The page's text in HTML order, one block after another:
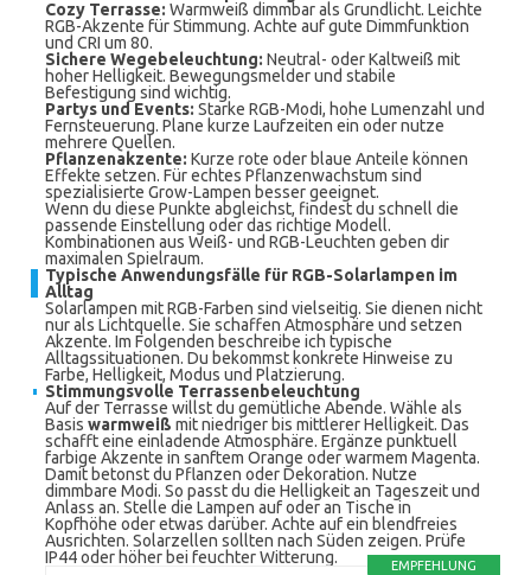
Cozy Terrasse: Warmweiß dimmbar als Grundlicht. Leichte
RGB-Akzente für Stimmung. Achte auf gute Dimmfunktion
und CRI um 80.
Sichere Wegebeleuchtung: Neutral- oder Kaltweiß mit
hoher Helligkeit. Bewegungsmelder und stabile
Befestigung sind wichtig.
Partys und Events: Starke RGB-Modi, hohe Lumenzahl und
Fernsteuerung. Plane kurze Laufzeiten ein oder nutze
mehrere Quellen.
Pflanzenakzente: Kurze rote oder blaue Anteile können
Effekte setzen. Für echtes Pflanzenwachstum sind
spezialisierte Grow-Lampen besser geeignet.
Wenn du diese Punkte abgleichst, findest du schnell die
passende Einstellung oder das richtige Modell.
Kombinationen aus Weiß- und RGB-Leuchten geben dir
maximalen Spielraum.
Typische Anwendungsfälle für RGB-Solarlampen im
Alltag
Solarlampen mit RGB-Farben sind vielseitig. Sie dienen nicht
nur als Lichtquelle. Sie schaffen Atmosphäre und setzen
Akzente. Im Folgenden beschreibe ich typische
Alltagssituationen. Du bekommst konkrete Hinweise zu
Farbe, Helligkeit, Modus und Platzierung.
Stimmungsvolle Terrassenbeleuchtung
Auf der Terrasse willst du gemütliche Abende. Wähle als
Basis warmweiß mit niedriger bis mittlerer Helligkeit. Das
schafft eine einladende Atmosphäre. Ergänze punktuell
farbige Akzente in sanftem Orange oder warmem Magenta.
Damit betonst du Pflanzen oder Dekoration. Nutze
dimmbare Modi. So passt du die Helligkeit an Tageszeit und
Anlass an. Stelle die Lampen auf oder an Tische in
Kopfhöhe oder etwas darüber. Achte auf ein blendfreies
Ausrichten. Solarzellen sollten nach Süden zeigen. Prüfe
IP44 oder höher bei feuchter Witterung.
EMPFEHLUNG